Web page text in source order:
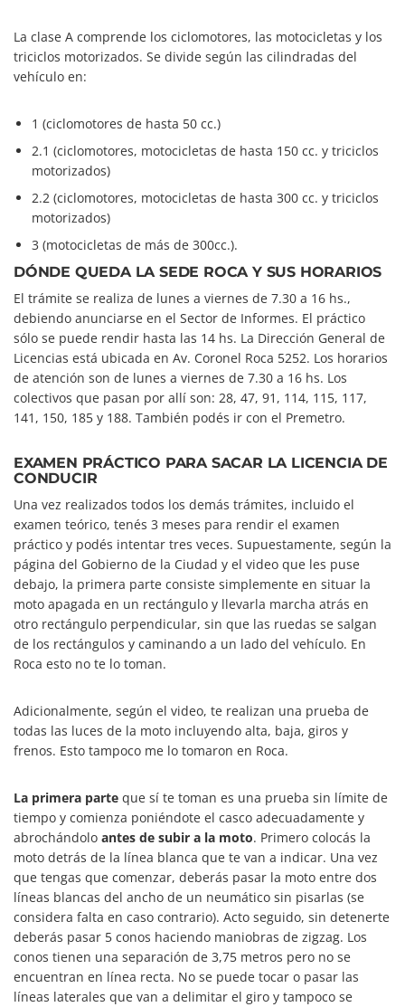
La clase A comprende los ciclomotores, las motocicletas y los
triciclos motorizados. Se divide según las cilindradas del
vehículo en:
1 (ciclomotores de hasta 50 cc.)
2.1 (ciclomotores, motocicletas de hasta 150 cc. y triciclos
motorizados)
2.2 (ciclomotores, motocicletas de hasta 300 cc. y triciclos
motorizados)
3 (motocicletas de más de 300cc.).
DÓNDE QUEDA LA SEDE ROCA Y SUS HORARIOS
El trámite se realiza de lunes a viernes de 7.30 a 16 hs.,
debiendo anunciarse en el Sector de Informes. El práctico
sólo se puede rendir hasta las 14 hs. La Dirección General de
Licencias está ubicada en Av. Coronel Roca 5252. Los horarios
de atención son de lunes a viernes de 7.30 a 16 hs. Los
colectivos que pasan por allí son: 28, 47, 91, 114, 115, 117,
141, 150, 185 y 188. También podés ir con el Premetro.
EXAMEN PRÁCTICO PARA SACAR LA LICENCIA DE
CONDUCIR
Una vez realizados todos los demás trámites, incluido el
examen teórico, tenés 3 meses para rendir el examen
práctico y podés intentar tres veces. Supuestamente, según la
página del Gobierno de la Ciudad y el video que les puse
debajo, la primera parte consiste simplemente en situar la
moto apagada en un rectángulo y llevarla marcha atrás en
otro rectángulo perpendicular, sin que las ruedas se salgan
de los rectángulos y caminando a un lado del vehículo. En
Roca esto no te lo toman.
Adicionalmente, según el video, te realizan una prueba de
todas las luces de la moto incluyendo alta, baja, giros y
frenos. Esto tampoco me lo tomaron en Roca.
La primera parte que sí te toman es una prueba sin límite de
tiempo y comienza poniéndote el casco adecuadamente y
abrochándolo antes de subir a la moto. Primero colocás la
moto detrás de la línea blanca que te van a indicar. Una vez
que tengas que comenzar, deberás pasar la moto entre dos
líneas blancas del ancho de un neumático sin pisarlas (se
considera falta en caso contrario). Acto seguido, sin detenerte
deberás pasar 5 conos haciendo maniobras de zigzag. Los
conos tienen una separación de 3,75 metros pero no se
encuentran en línea recta. No se puede tocar o pasar las
líneas laterales que van a delimitar el giro y tampoco se